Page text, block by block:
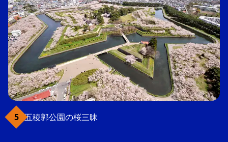
五稜郭公園の桜三昧